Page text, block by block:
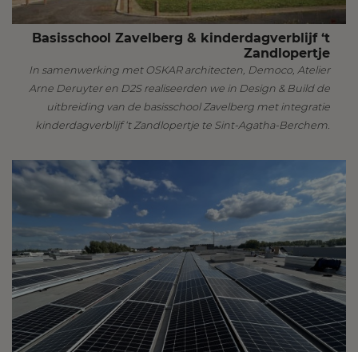
Basisschool Zavelberg & kinderdagverblijf ‘t
Zandlopertje
In samenwerking met OSKAR architecten, Democo, Atelier
Arne Deruyter en D2S realiseerden we in Design & Build de
uitbreiding van de basisschool Zavelberg met integratie
kinderdagverblijf ‘t Zandlopertje te Sint-Agatha-Berchem.